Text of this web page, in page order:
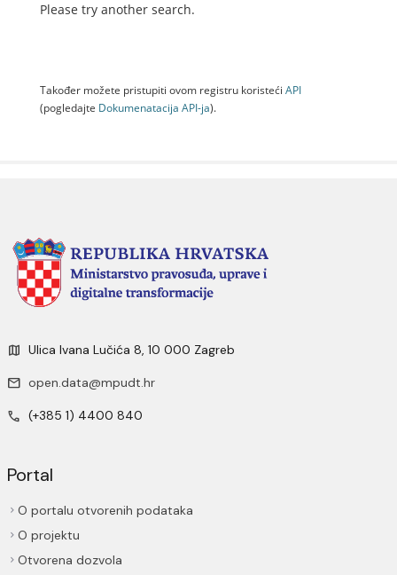
Please try another search.
Također možete pristupiti ovom registru koristeći API
(pogledajte Dokumenаtаcijа API-jа).